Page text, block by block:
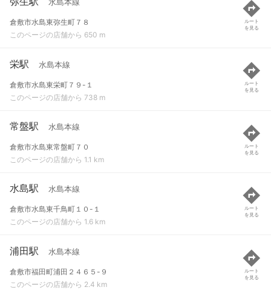
水島本線
倉敷市水島東弥生町７８
このページの店舗から 650 m
ルート
を見る
栄駅 水島本線
倉敷市水島東栄町７９-１
このページの店舗から 738 m
ルート
を見る
常盤駅 水島本線
倉敷市水島東常盤町７０
このページの店舗から 1.1 km
ルート
を見る
水島駅 水島本線
倉敷市水島東千鳥町１０-１
このページの店舗から 1.6 km
ルート
を見る
浦田駅 水島本線
倉敷市福田町浦田２４６５-９
このページの店舗から 2.4 km
ルート
を見る